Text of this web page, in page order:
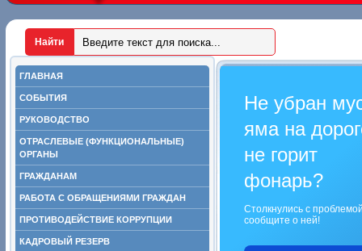
ГЛАВНАЯ
СОБЫТИЯ
РУКОВОДСТВО
ОТРАСЛЕВЫЕ (ФУНКЦИОНАЛЬНЫЕ)
ОРГАНЫ
ГРАЖДАНАМ
РАБОТА С ОБРАЩЕНИЯМИ ГРАЖДАН
ПРОТИВОДЕЙСТВИЕ КОРРУПЦИИ
КАДРОВЫЙ РЕЗЕРВ
Не убран
яма на
не горит
фонарь?
Столкнулись с
сообщите о ней!